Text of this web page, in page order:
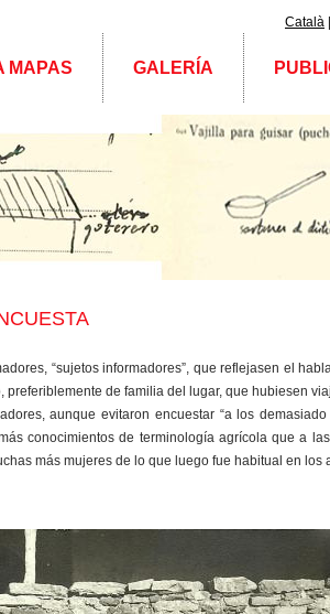
Català
MAPAS GALERÍA
“sujetos informadores”, que reflejasen el
preferiblemente de familia del lugar, que hubiesen
aunque evitaron encuestar “a los
conocimientos de terminología agrícola que a
más mujeres de lo que luego fue habitual en los